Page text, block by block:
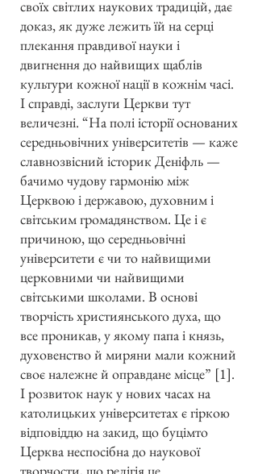
своїх світлих наукових традицій, дає
доказ, як дуже лежить їй на серці
плекання правдивої науки і
двигнення до найвищих щаблів
культури кожної нації в кожнім часі.
І справді, заслуги Церкви тут
величезні. “На полі історії основаних
середньовічних університетів — каже
славнозвісний історик Деніфль —
бачимо чудову гармонію між
Церквою і державою, духовним і
світським громадянством. Це і є
причиною, що середньовічні
університети є чи то найвищими
церковними чи найвищими
світськими школами. В основі
творчість християнського духа, що
все проникав, у якому папа і князь,
духовенство й миряни мали кожний
своє належне й оправдане місце” [1].
І розвиток наук у нових часах на
католицьких університетах є гіркою
відповіддю на закид, що буцімто
Церква неспосібна до наукової